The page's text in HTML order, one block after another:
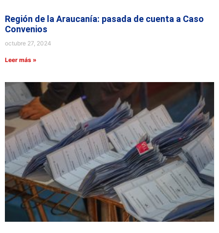
Región de la Araucanía: pasada de cuenta a Caso
Convenios
octubre 27, 2024
Leer más »